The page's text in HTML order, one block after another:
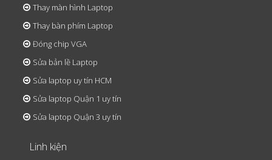
Thay màn hình Laptop
Thay bàn phím Laptop
Đóng chip VGA
Sửa bản lề Laptop
Sửa laptop uy tín HCM
Sửa laptop Quận 1 uy tín
Sửa laptop Quận 3 uy tín
Linh kiện